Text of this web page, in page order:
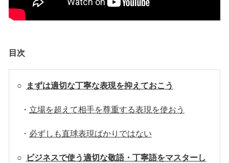
目次
○ まずは適切な丁寧な表現を抑えておこう
・ 立場を超えて相手を尊重する表現を使おう
・ 必ずしも直球表現ばかりではない
○
ビジネスで使う適切な敬語・丁寧語をマスターし